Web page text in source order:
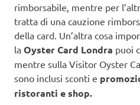
rimborsabile, mentre per
tratta di una cauzione
della card. Un’altra cosa
la Oyster Card Londra puoi
mentre sulla Visitor Oyster
sono inclusi sconti e
ristoranti e shop.